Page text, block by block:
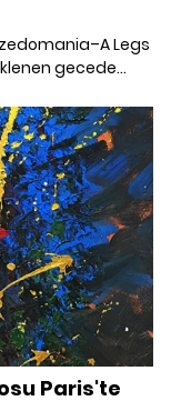
Legs
gecede
Paris'te